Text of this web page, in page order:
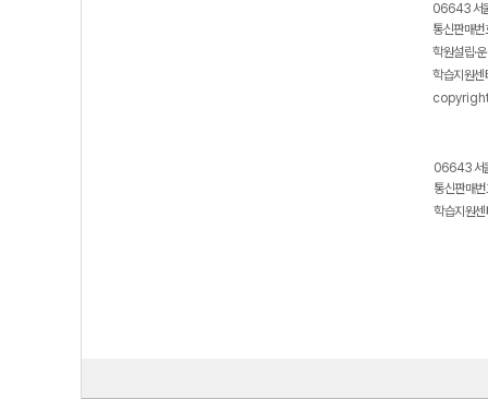
06643 서
통신판매
학원설립·
학습지원
06643 서
통신판매
학습지원